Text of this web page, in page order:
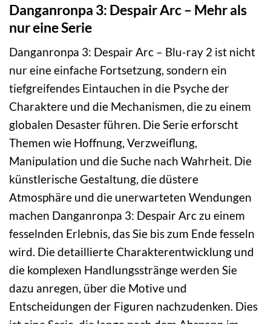
Danganronpa 3: Despair Arc – Mehr als
nur eine Serie
Danganronpa 3: Despair Arc – Blu-ray 2 ist nicht
nur eine einfache Fortsetzung, sondern ein
tiefgreifendes Eintauchen in die Psyche der
Charaktere und die Mechanismen, die zu einem
globalen Desaster führen. Die Serie erforscht
Themen wie Hoffnung, Verzweiflung,
Manipulation und die Suche nach Wahrheit. Die
künstlerische Gestaltung, die düstere
Atmosphäre und die unerwarteten Wendungen
machen Danganronpa 3: Despair Arc zu einem
fesselnden Erlebnis, das Sie bis zum Ende fesseln
wird. Die detaillierte Charakterentwicklung und
die komplexen Handlungsstränge werden Sie
dazu anregen, über die Motive und
Entscheidungen der Figuren nachzudenken. Dies